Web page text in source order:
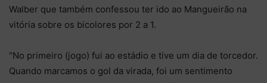
Walber que também confessou ter ido ao Mangueirão na
vitória sobre os bicolores por 2 a 1.
“No primeiro (jogo) fui ao estádio e tive um dia de torcedor.
Quando marcamos o gol da virada, foi um sentimento